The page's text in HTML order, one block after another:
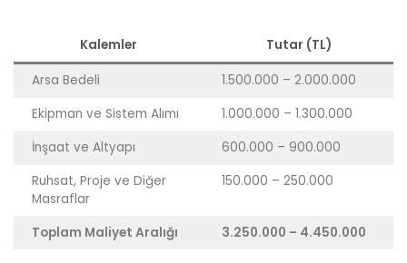
Kalemler Tutar (TL)
Arsa Bedeli
1.500.000 – 2.000.000
Ekipman ve Sistem Alımı
1.000.000 – 1.300.000
İnşaat ve Altyapı
600.000 – 900.000
Ruhsat, Proje ve Diğer
Masraflar
150.000 – 250.000
Toplam Maliyet Aralığı 3.250.000 – 4.450.000